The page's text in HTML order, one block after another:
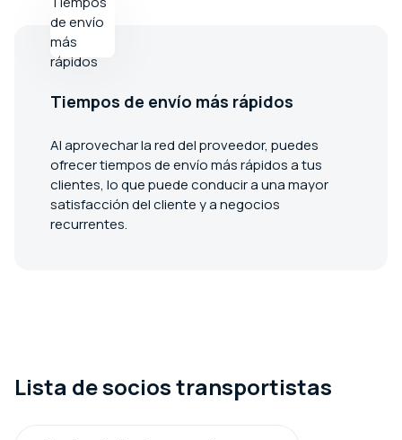
Tiempos de envío más rápidos
Al aprovechar la red del proveedor, puedes
ofrecer tiempos de envío más rápidos a tus
clientes, lo que puede conducir a una mayor
satisfacción del cliente y a negocios
recurrentes.
Lista de socios transportistas